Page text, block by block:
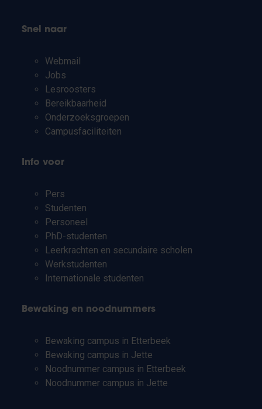
Snel naar
Webmail
Jobs
Lesroosters
Bereikbaarheid
Onderzoeksgroepen
Campusfaciliteiten
Info voor
Pers
Studenten
Personeel
PhD-studenten
Leerkrachten en secundaire scholen
Werkstudenten
Internationale studenten
Bewaking en noodnummers
Bewaking campus in Etterbeek
Bewaking campus in Jette
Noodnummer campus in Etterbeek
Noodnummer campus in Jette